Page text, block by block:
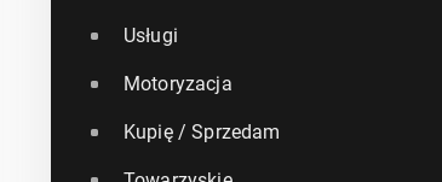
Usługi
Motoryzacja
Kupię / Sprzedam